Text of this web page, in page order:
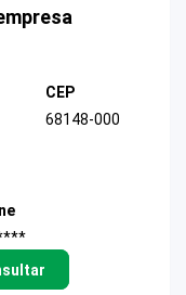
CEP
68148-000